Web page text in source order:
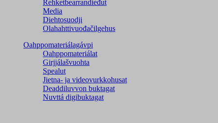
Rehketbearrandieđut
Media
Diehtosuodji
Olahahttivuođačilgehus
Oahppomateriálagávpi
Oahppomateriálat
Girjjálašvuohta
Spealut
Jietna- ja videovurkkohusat
Deaddiluvvon buktagat
Nuvttá digibuktagat